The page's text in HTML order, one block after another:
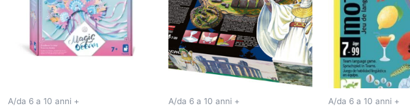
A/da 6 a 10 anni + A/da 6 a 10 anni + A/da 6 a 10 anni +